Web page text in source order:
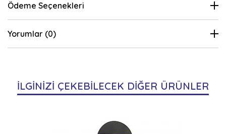
Ödeme Seçenekleri
Yorumlar (0)
İLGİNİZİ ÇEKEBİLECEK DİĞER ÜRÜNLER